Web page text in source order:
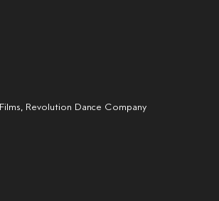
Revolution Dance Company